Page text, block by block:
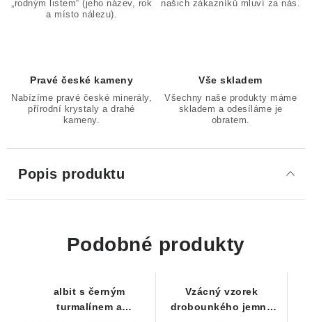
„rodným listem“ (jeho název, rok
a místo nálezu).
našich zákazníků mluví za nás.
Pravé české kameny
Nabízíme pravé české minerály,
přírodní krystaly a drahé
kameny.
Vše skladem
Všechny naše produkty máme
skladem a odesíláme je
obratem.
Popis produktu
Podobné produkty
albit s černým
turmalínem a
Vzácný vzorek
drobounkého jemně